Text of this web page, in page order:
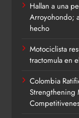
Hallan a una
Arroyohondo;
hecho
Motociclista
tractomula en
Colombia
Strengthening